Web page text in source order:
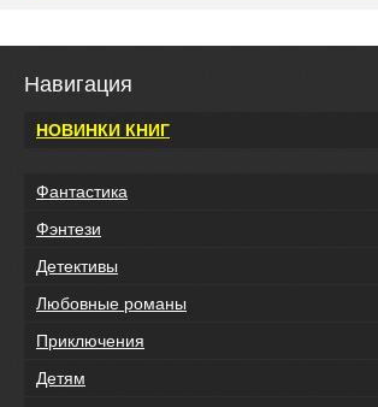
Навигация
НОВИНКИ КНИГ
Фантастика
Фэнтези
Детективы
Любовные романы
Приключения
Детям